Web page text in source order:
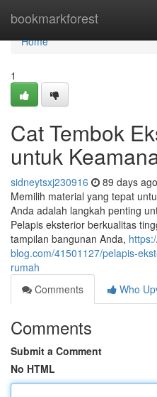
bookmarkforest
Home
Home
1
Cat Tembok
untuk
sidneytsxj230916 89 days ago
Memilih material yang tepat
Anda adalah langkah penting
Pelapis eksterior berkualitas
tampilan bangunan Anda,
blog.com/41501127/pelapis-
rumah
Comments
Who
Comments
Submit a Comment
No HTML